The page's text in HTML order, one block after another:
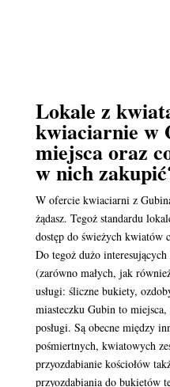
Lokale z
kwiaciarnie w
miejsca oraz
w nich
W ofercie kwiaciarni z
żądasz. Tegoż standardu
dostęp do świeżych kwiatów
Do tegoż dużo
(zarówno małych, jak
usługi: śliczne bukiety,
miasteczku Gubin to
posługi. Są obecne między
pośmiertnych, kwiatowych
przyozdabianie kościołów
przyozdabiania do bukietów